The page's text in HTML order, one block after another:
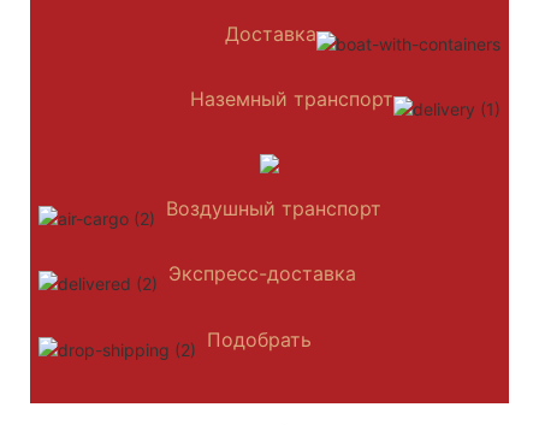
Доставка
Наземный транспорт
Воздушный транспорт
Экспресс-доставка
Подобрать